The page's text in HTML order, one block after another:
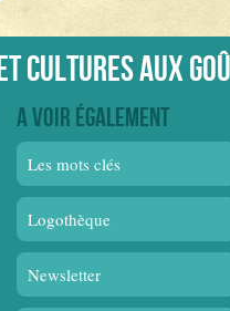
cultures aux
A voir également
Les mots clés
Logothèque
Newsletter